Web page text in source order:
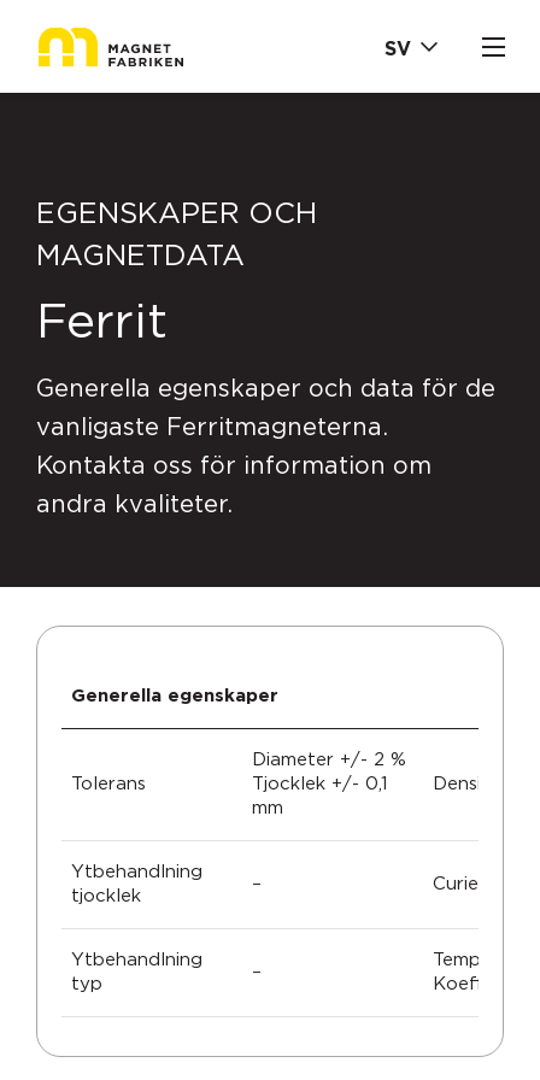
SV
EGENSKAPER OCH
MAGNETDATA
Ferrit
Generella egenskaper och data för de
vanligaste Ferritmagneterna.
Kontakta oss för information om
andra kvaliteter.
Generella egenskaper
Tolerans
Diameter +/- 2 %
Tjocklek +/- 0,1
mm
Densitet
Ytbehandlning
tjocklek
– Curie
Ytbehandlning
typ
–
Temperatur
Koefficient